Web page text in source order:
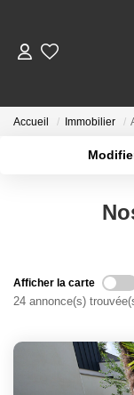
Télécharger
Accueil Immobilier
Afficher la carte
24 annonce(s)